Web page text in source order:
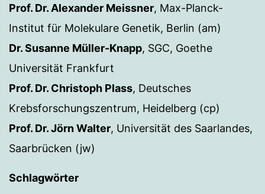
Prof. Dr. Alexander Meissner, Max-Planck-
Institut für Molekulare Genetik, Berlin (am)
Dr. Susanne Müller-Knapp, SGC, Goethe
Universität Frankfurt
Prof. Dr. Christoph Plass, Deutsches
Krebsforschungszentrum, Heidelberg (cp)
Prof. Dr. Jörn Walter, Universität des Saarlandes,
Saarbrücken (jw)
Schlagwörter